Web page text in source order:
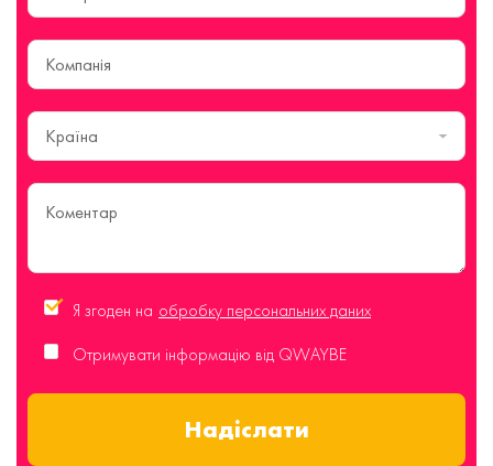
Країна
Я згоден на обробку персональних даних
Отримувати інформацію від QWAYBE
Надіслати